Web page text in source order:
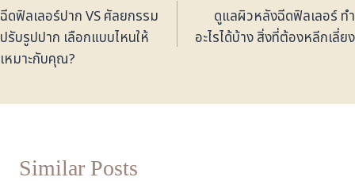
ฉีดฟิลเลอร์ปาก VS ศัลยกรรม
ปรับรูปปาก เลือกแบบไหนให้
เหมาะกับคุณ?
ดูแลผิวหลังฉีดฟิลเลอร์ ทำ
อะไรได้บ้าง สิ่งที่ต้องหลีกเลี่ยง
Similar Posts